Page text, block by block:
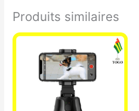
Produits similaires